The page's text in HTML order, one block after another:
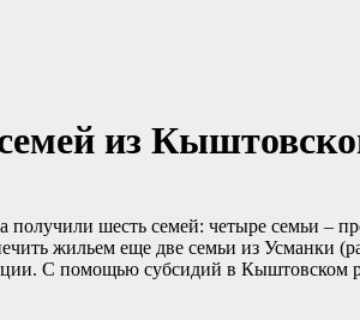
из
шесть семей: четыре семьи –
жильем еще две семьи из Усманки
С помощью субсидий в Кыштовском